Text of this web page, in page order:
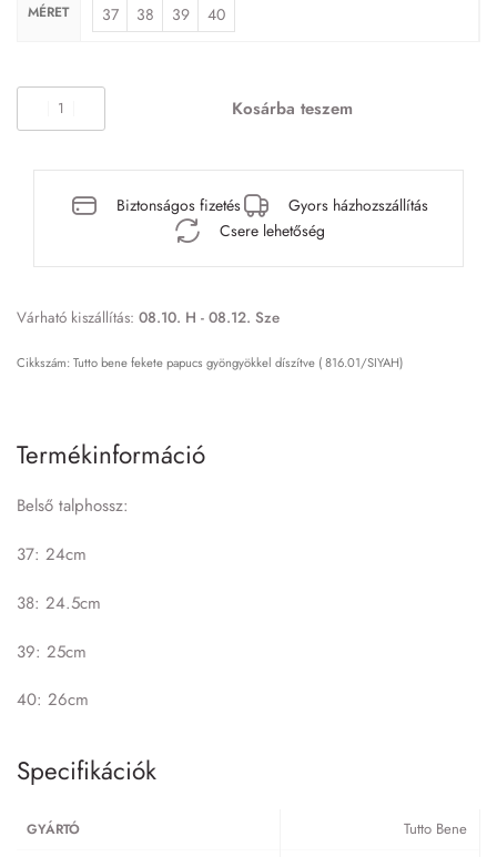
MÉRET 37 38 39 40
Kosárba teszem
Biztonságos fizetés
Gyors házhozszállítás
Csere lehetőség
Várható kiszállítás: 08.10. H - 08.12. Sze
Tutto bene fekete papucs gyöngyökkel díszítve ( 816.01/SIYAH)
Termékinformáció
Belső talphossz:
37: 24cm
38: 24.5cm
39: 25cm
40: 26cm
Specifikációk
GYÁRTÓ Tutto Bene